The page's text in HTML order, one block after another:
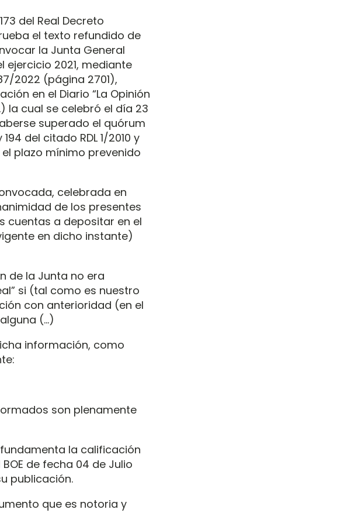
del Real Decreto
el texto refundido de
la Junta General
2021, mediante
2022 (página 2701),
en el Diario “La Opinión
la cual se celebró el día 23
superado el quórum
del citado RDL 1/2010 y
plazo mínimo prevenido
celebrada en
de los presentes
cuentas a depositar en el
en dicho instante)
de la Junta no era
si (tal como es nuestro
con anterioridad (en el
(…)
información, como
son plenamente
la calificación
de fecha 04 de Julio
publicación.
que es notoria y